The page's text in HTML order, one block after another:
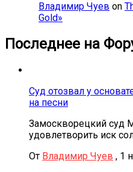
Владимир Чуев on
Gold»
Последнее на
Суд отозвал у
на песни
Замоскворецкий суд
удовлетворить иск
От Владимир Чуев , 1